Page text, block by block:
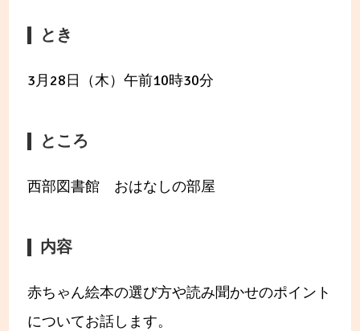
とき
3月28日（木）午前10時30分
ところ
西部図書館 おはなしの部屋
内容
赤ちゃん絵本の選び方や読み聞かせのポイント
についてお話します。